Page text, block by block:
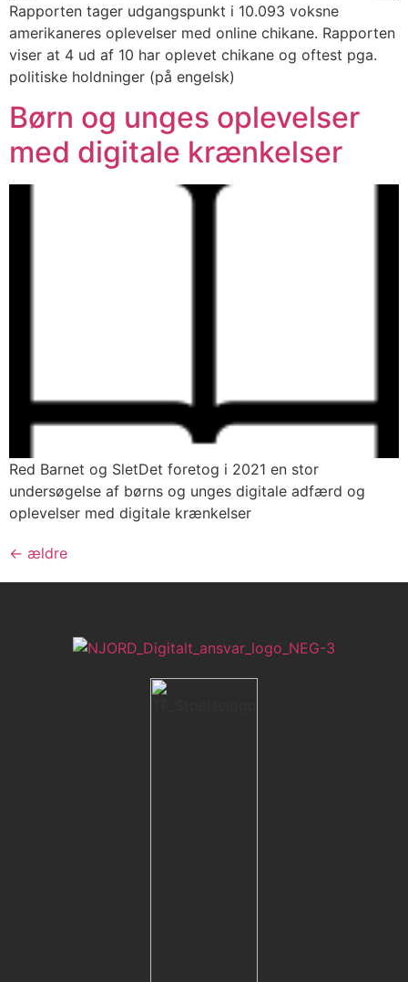
Rapporten tager udgangspunkt i 10.093 voksne
amerikaneres oplevelser med online chikane. Rapporten
viser at 4 ud af 10 har oplevet chikane og oftest pga.
politiske holdninger (på engelsk)
Børn og unges oplevelser
med digitale krænkelser
Red Barnet og SletDet foretog i 2021 en stor
undersøgelse af børns og unges digitale adfærd og
oplevelser med digitale krænkelser
← ældre